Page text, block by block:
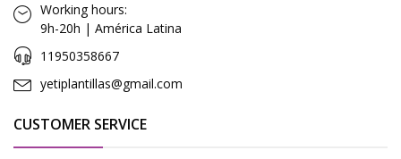
Working hours:
9h-20h | América Latina
11950358667
yetiplantillas@gmail.com
CUSTOMER SERVICE